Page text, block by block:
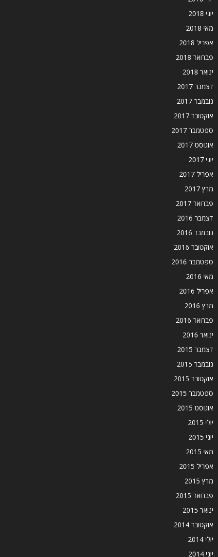
יוני 2018
מאי 2018
אפריל 2018
פברואר 2018
ינואר 2018
דצמבר 2017
נובמבר 2017
אוקטובר 2017
ספטמבר 2017
אוגוסט 2017
יוני 2017
אפריל 2017
מרץ 2017
פברואר 2017
דצמבר 2016
נובמבר 2016
אוקטובר 2016
ספטמבר 2016
מאי 2016
אפריל 2016
מרץ 2016
פברואר 2016
ינואר 2016
דצמבר 2015
נובמבר 2015
אוקטובר 2015
ספטמבר 2015
אוגוסט 2015
יולי 2015
יוני 2015
מאי 2015
אפריל 2015
מרץ 2015
פברואר 2015
ינואר 2015
אוקטובר 2014
יולי 2014
יוני 2014